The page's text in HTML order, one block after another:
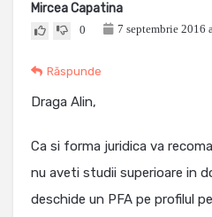
Mircea Capatina
0 7 septembrie 2016
Răspunde
Draga Alin,
Ca si forma juridica va
nu aveti studii superioare in
deschide un PFA pe profilul